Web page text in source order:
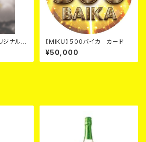
ジナルシ
【MIKU】５００バイカ カード
¥50,000